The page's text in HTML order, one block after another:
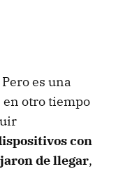
es una
otro tiempo
con
de llegar,